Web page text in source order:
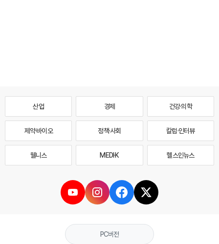
산업 경제 건강·의학
제약·바이오 정책·사회 칼럼·인터뷰
웰니스 MEDI·K 헬스인뉴스
PC버전